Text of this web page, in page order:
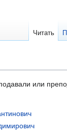
или
Читать